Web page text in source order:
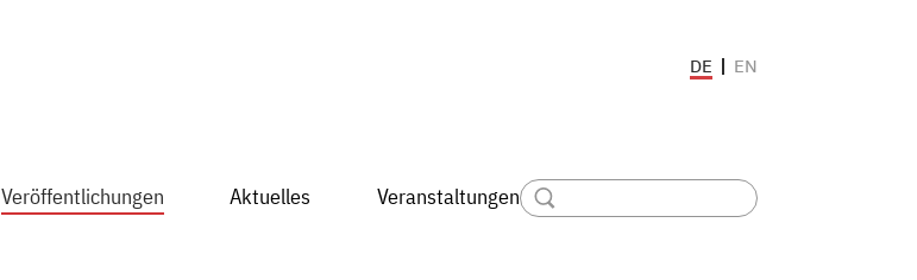
DE EN
Veröffentlichungen Aktuelles Veranstaltungen